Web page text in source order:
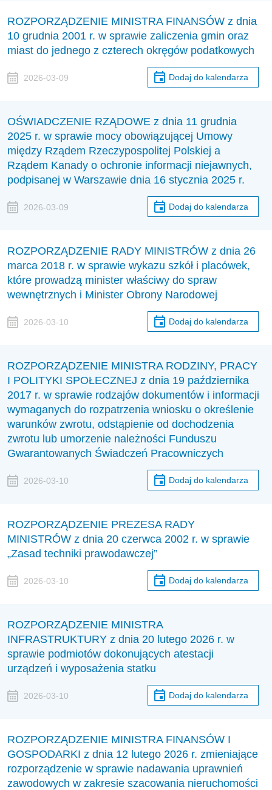
ROZPORZĄDZENIE MINISTRA FINANSÓW z dnia
10 grudnia 2001 r. w sprawie zaliczenia gmin oraz
miast do jednego z czterech okręgów podatkowych
2026-03-09 Dodaj do kalendarza
OŚWIADCZENIE RZĄDOWE z dnia 11 grudnia
2025 r. w sprawie mocy obowiązującej Umowy
między Rządem Rzeczypospolitej Polskiej a
Rządem Kanady o ochronie informacji niejawnych,
podpisanej w Warszawie dnia 16 stycznia 2025 r.
2026-03-09 Dodaj do kalendarza
ROZPORZĄDZENIE RADY MINISTRÓW z dnia 26
marca 2018 r. w sprawie wykazu szkół i placówek,
które prowadzą minister właściwy do spraw
wewnętrznych i Minister Obrony Narodowej
2026-03-10 Dodaj do kalendarza
ROZPORZĄDZENIE MINISTRA RODZINY, PRACY
I POLITYKI SPOŁECZNEJ z dnia 19 października
2017 r. w sprawie rodzajów dokumentów i informacji
wymaganych do rozpatrzenia wniosku o określenie
warunków zwrotu, odstąpienie od dochodzenia
zwrotu lub umorzenie należności Funduszu
Gwarantowanych Świadczeń Pracowniczych
2026-03-10 Dodaj do kalendarza
ROZPORZĄDZENIE PREZESA RADY
MINISTRÓW z dnia 20 czerwca 2002 r. w sprawie
„Zasad techniki prawodawczej”
2026-03-10 Dodaj do kalendarza
ROZPORZĄDZENIE MINISTRA
INFRASTRUKTURY z dnia 20 lutego 2026 r. w
sprawie podmiotów dokonujących atestacji
urządzeń i wyposażenia statku
2026-03-10 Dodaj do kalendarza
ROZPORZĄDZENIE MINISTRA FINANSÓW I
GOSPODARKI z dnia 12 lutego 2026 r. zmieniające
rozporządzenie w sprawie nadawania uprawnień
zawodowych w zakresie szacowania nieruchomości